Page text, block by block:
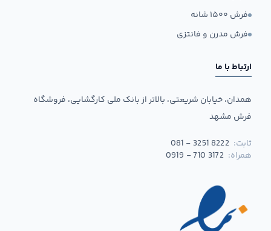
فرش ۱۵۰۰ شانه
فرش مدرن و فانتزی
ارتباط با ما
همدان، خیابان شریعتی، بالاتر از بانک ملی کارگشایی، فروشگاه
فرش مشهد
ثابت: 081 - 3251 8222
همراه: 0919 - 710 3172